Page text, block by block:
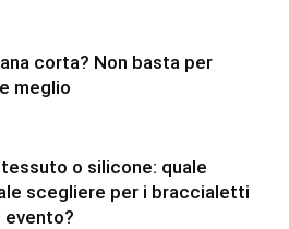
corta? Non basta per
meglio
o silicone: quale
scegliere per i braccialetti
evento?